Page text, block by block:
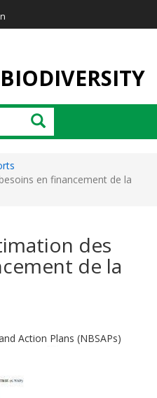
Search
en financement de la
des
de la
Action Plans (NBSAPs)